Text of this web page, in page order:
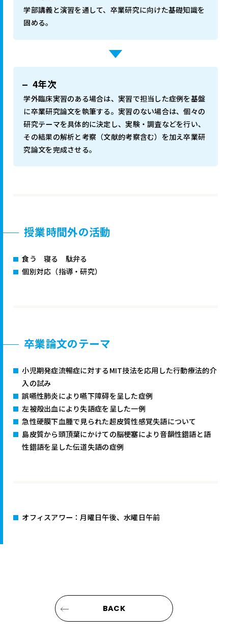
学部講義と演習を通して、卒業研究に向けた基礎知識を
固める。
4年次
学外臨床実習のある場合は、実習で担当した症例を基盤
に卒業研究論文を執筆する。実習のない場合は、個々の
研究テーマを具体的に決定し、実験・調査などを行い、
その結果の解析と考察（文献的考察含む）を加え卒業研
究論文を完成させる。
授業時間外の活動
食う 寝る 駄弁る
個別対応（指導・研究）
卒業論文のテーマ
小児期発症流暢症に対するMIT技法を応用した行動療法的介
入の試み
誤嚥性肺炎により嚥下障碍を呈した症例
左被殻出血により失語症を呈した一例
急性硬膜下血腫で見られた超皮質性感覚失語について
島皮質から頭頂葉にかけての脳梗塞により音韻性錯語と語
性錯語を呈した伝道失語の症例
オフィスアワー：月曜日午後、水曜日午前
BACK